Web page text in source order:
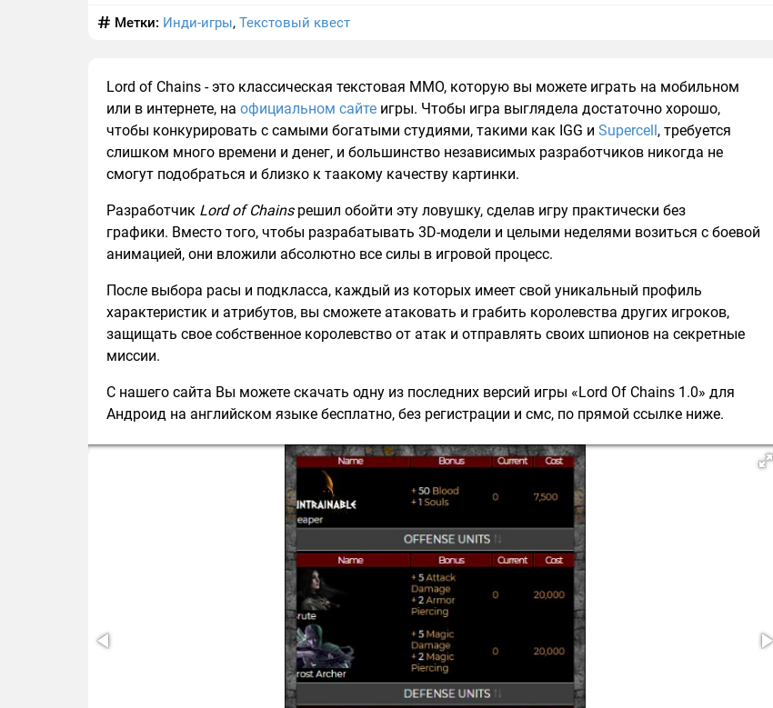
Метки: Инди-игры, Текстовый квест
Lord of Chains - это классическая текстовая MMO, которую вы можете играть на мобильном
или в интернете, на официальном сайте игры. Чтобы игра выглядела достаточно хорошо,
чтобы конкурировать с самыми богатыми студиями, такими как IGG и Supercell, требуется
слишком много времени и денег, и большинство независимых разработчиков никогда не
смогут подобраться и близко к таакому качеству картинки.
Разработчик Lord of Chainsрешил обойти эту ловушку, сделав игру практически без
графики. Вместо того, чтобы разрабатывать 3D-модели и целыми неделями возиться с боевой
анимацией, они вложили абсолютно все силы в игровой процесс.
После выбора расы и подкласса, каждый из которых имеет свой уникальный профиль
характеристик и атрибутов, вы сможете атаковать и грабить королевства других игроков,
защищать свое собственное королевство от атак и отправлять своих шпионов на секретные
миссии.
С нашего сайта Вы можете скачать одну из последних версий игры «Lord Of Chains 1.0» для
Андроид на английском языке бесплатно, без регистрации и смс, по прямой ссылке ниже.